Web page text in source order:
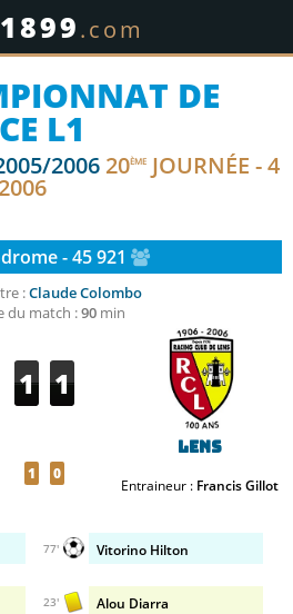
1899.com
DE
L1
2006 20ÈME JOURNÉE - 4
- 45 921
:Claude Colombo
du match :90min
1 1
1 0
Lens
Entraineur : Francis Gillot
Vitorino Hilton
77'
Alou Diarra
23'